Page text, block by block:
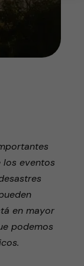
los eventos
en mayor
podemos